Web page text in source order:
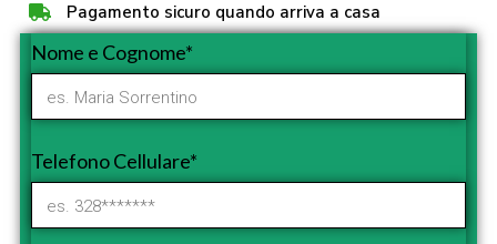
Pagamento sicuro quando arriva a casa
Nome e Cognome*
Telefono Cellulare*